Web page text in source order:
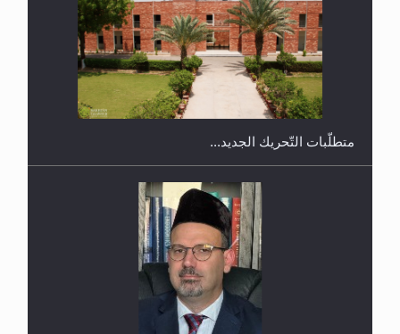
ندوة حول نظام الوصية في الجماعة الأحمدية في
شيتاغونغ – بنغلاديش
اليوم الوطني الرياضي لمجلس أنصار الله في هولندا
متطلَّبات التّحريك الجديد...